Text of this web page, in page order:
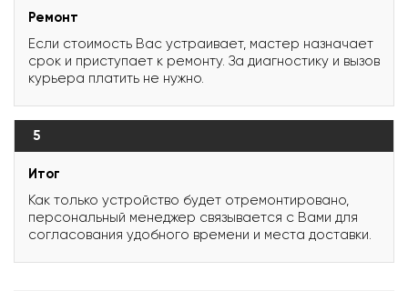
Ремонт
Если стоимость Вас устраивает, мастер назначает
срок и приступает к ремонту. За диагностику и вызов
курьера платить не нужно.
5
Итог
Как только устройство будет отремонтировано,
персональный менеджер связывается с Вами для
согласования удобного времени и места доставки.